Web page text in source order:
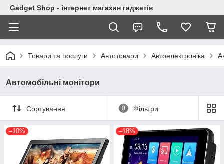
Gadget Shop - інтернет магазин гаджетів
Товари та послуги Автотовари Автоелектроніка
Автомобільні монітори
Сортування 0 Фільтри
–10% –18%